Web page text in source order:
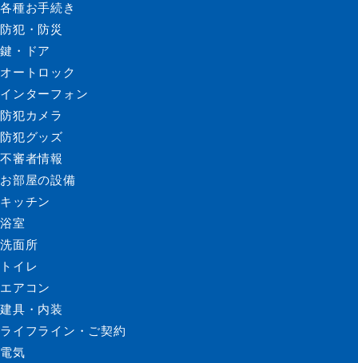
各種お手続き
防犯・防災
鍵・ドア
オートロック
インターフォン
防犯カメラ
防犯グッズ
不審者情報
お部屋の設備
キッチン
浴室
洗面所
トイレ
エアコン
建具・内装
ライフライン・ご契約
電気